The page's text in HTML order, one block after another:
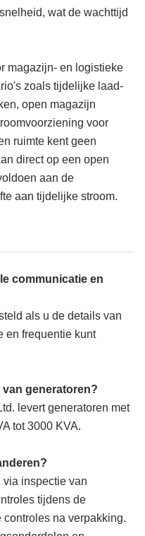
wat de wachttijd
magazijn- en logistieke
zoals tijdelijke laad-
open magazijn
voor
ruimte kent geen
direct op een open
aan de
aan tijdelijke stroom.
communicatie en
als u de details van
en frequentie kunt
generatoren?
levert generatoren met
tot 3000 KVA.
via inspectie van
tijdens de
na verpakking.